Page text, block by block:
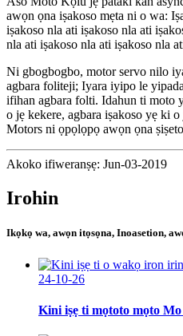
awọn ọna iṣakoso mẹta ni o wa:
iṣakoso nla ati iṣakoso nla ati
nla ati iṣakoso nla ati iṣakoso nla
Ni gbogbogbo, motor servo nilo
agbara foliteji; Iyara iyipo le
ifihan agbara folti. Idahun ti moto
o jẹ kekere, agbara iṣakoso yẹ ki
Motors ni ọpọlọpọ awọn ọna
Akoko ifiweranṣẹ: Jun-03-2019
Irohin
Ikọkọ wa, awọn itọsọna, Inoasetion,
24-10-26
Kini iṣẹ ti mọtoto mọto Mo